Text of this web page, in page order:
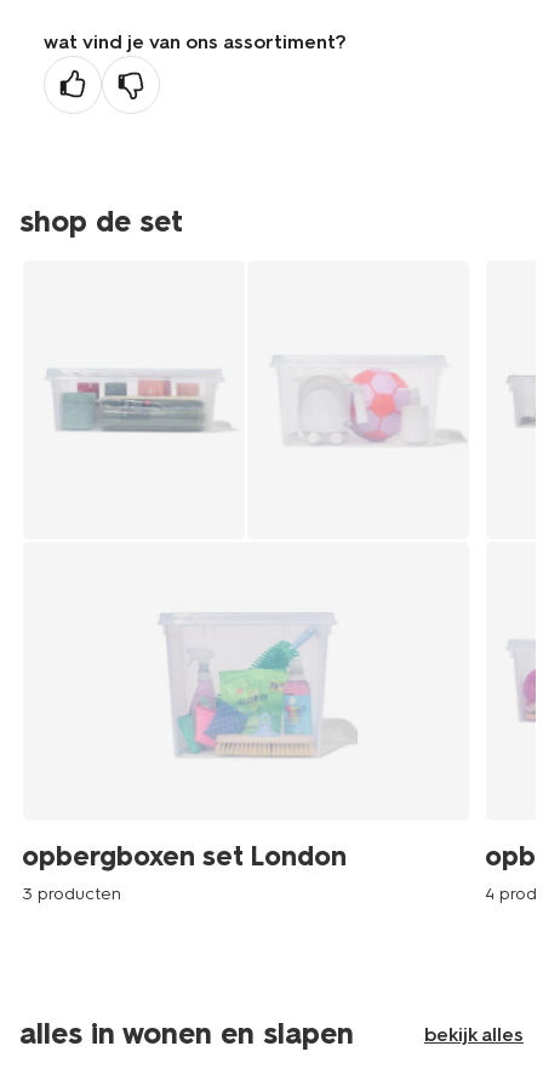
vorige
pagina
wat vind je van ons assortiment?
shop de set
opbergboxen set London
3 producten 4
alles in wonen en slapen bekijk alles